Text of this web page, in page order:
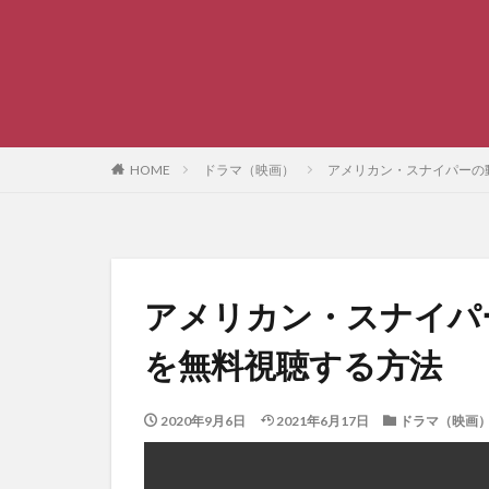
HOME ドラマ（映画） アメリカン・スナイパー
アメリカン・スナイ
を無料視聴する方法
2020年9月6日 2021年6月17日 ドラマ（映画